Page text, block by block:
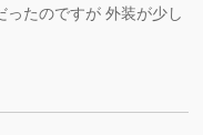
たのですが 外装が少し